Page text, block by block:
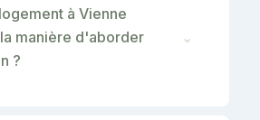
à Vienne
manière d'aborder
?
⌄